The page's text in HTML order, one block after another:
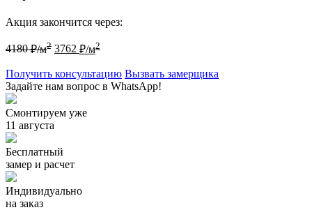
Акция закончится через:
4180₽/м2 3762 ₽/м2
Получить консультацию Вызвать замерщика
Задайте нам вопрос в WhatsApp!
Смонтируем уже
11 августа
Бесплатный
замер и расчет
Индивидуально
на заказ